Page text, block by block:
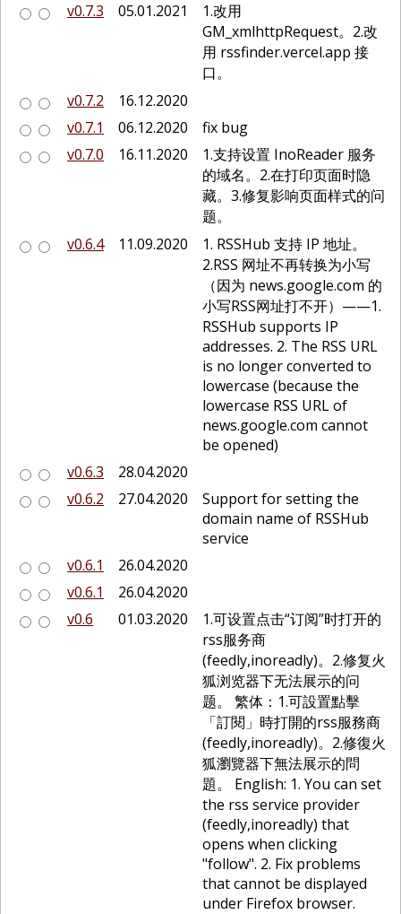
v0.7.3
05.01.2021
1.改用
GM_xmlhttpRequest。2.改
用 rssfinder.vercel.app 接
口。
v0.7.2
16.12.2020
v0.7.1
06.12.2020
fix bug
v0.7.0
16.11.2020
1.支持设置 InoReader 服务
的域名。2.在打印页面时隐
藏。3.修复影响页面样式的问
题。
v0.6.4
11.09.2020
1. RSSHub 支持 IP 地址。
2.RSS 网址不再转换为小写
（因为 news.google.com 的
小写RSS网址打不开）——1.
RSSHub supports IP
addresses. 2. The RSS URL
is no longer converted to
lowercase (because the
lowercase RSS URL of
news.google.com cannot
be opened)
v0.6.3
28.04.2020
v0.6.2
27.04.2020
Support for setting the
domain name of RSSHub
service
v0.6.1
26.04.2020
v0.6.1
26.04.2020
v0.6
01.03.2020
1.可设置点击“订阅”时打开的
rss服务商
(feedly,inoreadly)。2.修复火
狐浏览器下无法展示的问
题。 繁体：1.可設置點擊
「訂閱」時打開的rss服務商
(feedly,inoreadly)。2.修復火
狐瀏覽器下無法展示的問
題。 English: 1. You can set
the rss service provider
(feedly,inoreadly) that
opens when clicking
"follow". 2. Fix problems
that cannot be displayed
under Firefox browser.